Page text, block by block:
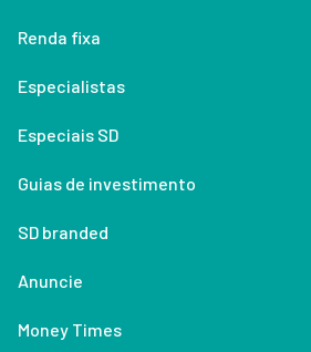
Renda fixa
Especialistas
Especiais SD
Guias de investimento
SD branded
Anuncie
Money Times